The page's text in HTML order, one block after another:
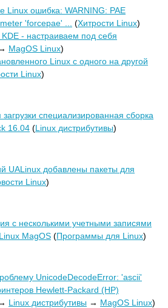
Linux ошибка: WARNING: PAE
'forcepae' ...
(Хитрости Linux)
- настраиваем под себя
MagOS Linux)
Linux с одного на другой
Linux)
специализированная сборка
16.04 (Linux дистрибутивы)
UALinux добавлены пакеты для
Linux)
с несколькими учетными записями
MagOS (Программы для Linux)
UnicodeDecodeError: 'ascii'
Hewlett-Packard (HP)
Linux дистрибутивы → MagOS Linux)